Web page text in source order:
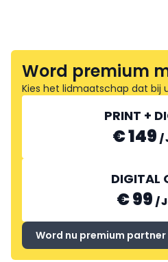
Word premium
Kies het lidmaatschap dat bij
PRINT +
€ 149 /
DIGITAL
€ 99 /
Word nu premium partner